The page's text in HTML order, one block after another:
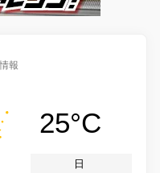
報
25°C
日